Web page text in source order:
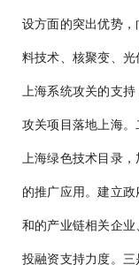
设方面的突出优势
料技术、核聚变、
上海系统攻关的支
攻关项目落地上海
上海绿色技术目录
的推广应用。建立
和的产业链相关企
投融资支持力度。三